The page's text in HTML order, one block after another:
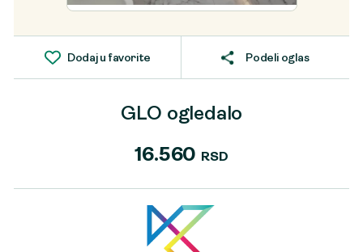
Dodaj u favorite Podeli oglas
GLO ogledalo
16.560 RSD